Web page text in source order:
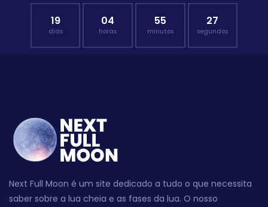
19
dias
04
horas
55
minutos
27
segundos
Next Full Moon é um site dedicado a tudo o que necessita
saber sobre a lua cheia e as fases da lua. O nosso